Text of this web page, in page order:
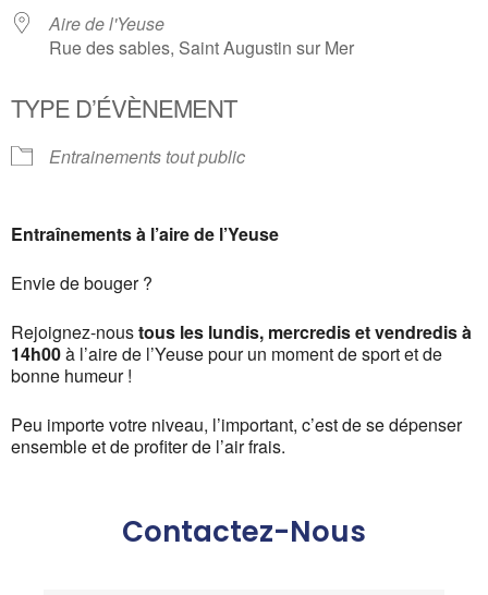
Aire de l'Yeuse
Rue des sables, Saint Augustin sur Mer
TYPE D’ÉVÈNEMENT
Entrainements tout public
Entraînements à l’aire de l’Yeuse
Envie de bouger ?
Rejoignez-noustous les lundis, mercredis et vendredis à
14h00à l’aire de l’Yeuse pour un moment de sport et de
bonne humeur !
Peu importe votre niveau, l’important, c’est de se dépenser
ensemble et de profiter de l’air frais.
Contactez-Nous